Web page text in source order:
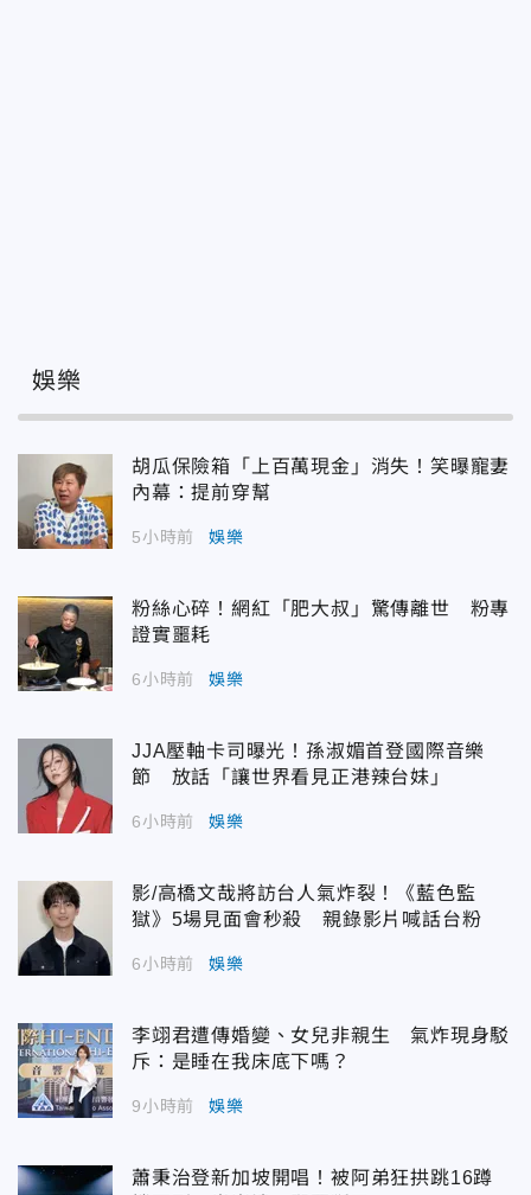
娛樂
胡瓜保險箱「上百萬現金」消失！笑曝寵妻
內幕：提前穿幫
5小時前 娛樂
粉絲心碎！網紅「肥大叔」驚傳離世 粉專
證實噩耗
6小時前 娛樂
JJA壓軸卡司曝光！孫淑媚首登國際音樂
節 放話「讓世界看見正港辣台妹」
6小時前 娛樂
影/高橋文哉將訪台人氣炸裂！《藍色監
獄》5場見面會秒殺 親錄影片喊話台粉
6小時前 娛樂
李翊君遭傳婚變、女兒非親生 氣炸現身駁
斥：是睡在我床底下嗎？
9小時前 娛樂
蕭秉治登新加坡開唱！被阿弟狂拱跳16蹲